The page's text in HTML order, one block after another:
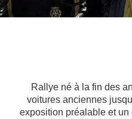
Rallye né à la fin des
voitures anciennes
exposition préalable et